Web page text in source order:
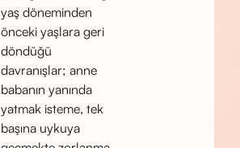
yaş döneminden
önceki yaşlara geri
döndüğü
davranışlar; anne
babanın yanında
yatmak isteme, tek
başına uykuya